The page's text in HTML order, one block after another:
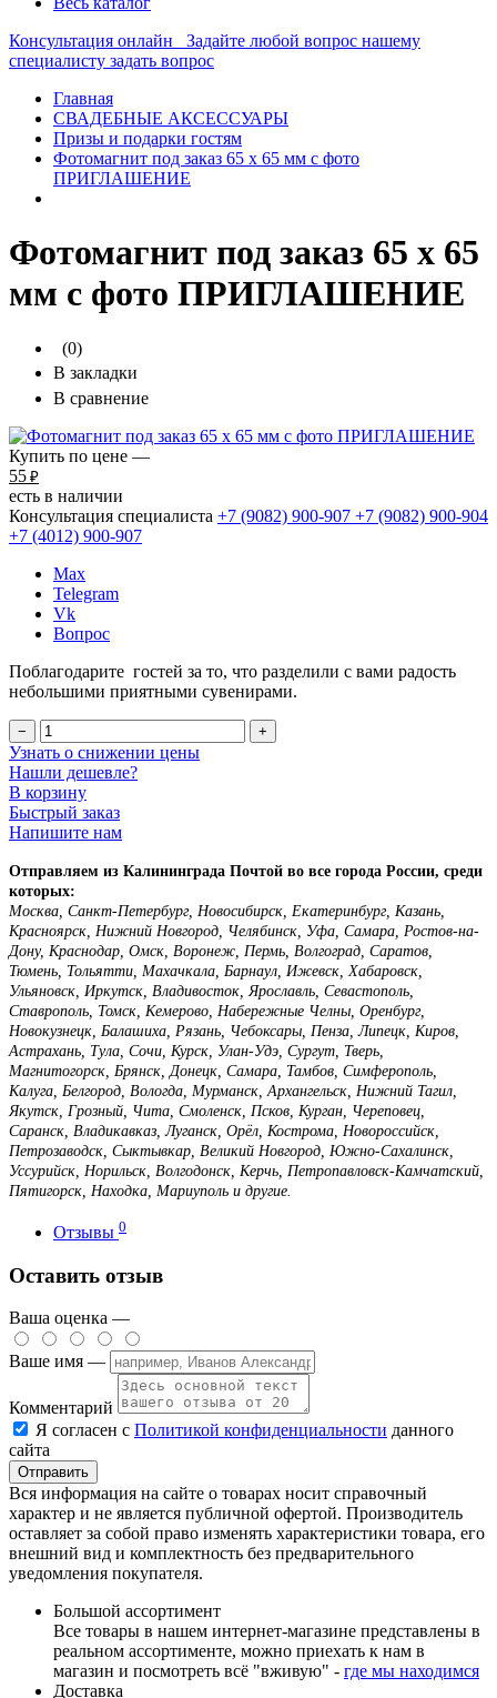
Консультация онлайн
Задайте любой вопрос нашему
специалисту задать вопрос
Главная
СВАДЕБНЫЕ АКСЕССУАРЫ
Призы и подарки гостям
Фотомагнит под заказ 65 х 65 мм с фото
ПРИГЛАШЕНИЕ
Фотомагнит под заказ 65 х 65
мм с фото ПРИГЛАШЕНИЕ
(0)
В закладки
В сравнение
Купить по цене —
55 ₽
есть в наличии
Консультация специалиста +7 (9082) 900-907 +7 (9082) 900-904
+7 (4012) 900-907
Max
Telegram
Vk
Вопрос
Поблагодарите гостей за то, что разделили с вами радость
небольшими приятными сувенирами.
− +
Узнать о снижении цены
Нашли дешевле?
В корзину
Быстрый заказ
Напишите нам
Отправляем из Калининграда Почтой во все города России, среди
которых:
Москва, Санкт-Петербург, Новосибирск, Екатеринбург, Казань,
Красноярск, Нижний Новгород, Челябинск, Уфа, Самара, Ростов-на-
Дону, Краснодар, Омск, Воронеж, Пермь, Волгоград, Саратов,
Тюмень, Тольятти, Махачкала, Барнаул, Ижевск, Хабаровск,
Ульяновск, Иркутск, Владивосток, Ярославль, Севастополь,
Ставрополь, Томск, Кемерово, Набережные Челны, Оренбург,
Новокузнецк, Балашиха, Рязань, Чебоксары, Пенза, Липецк, Киров,
Астрахань, Тула, Сочи, Курск, Улан-Удэ, Сургут, Тверь,
Магнитогорск, Брянск, Донецк, Самара, Тамбов, Симферополь,
Калуга, Белгород, Вологда, Мурманск, Архангельск, Нижний Тагил,
Якутск, Грозный, Чита, Смоленск, Псков, Курган, Череповец,
Саранск, Владикавказ, Луганск, Орёл, Кострома, Новороссийск,
Петрозаводск, Сыктывкар, Великий Новгород, Южно-Сахалинск,
Уссурийск, Норильск, Волгодонск, Керчь, Петропавловск-Камчатский,
Пятигорск, Находка, Мариуполь и другие.
Отзывы 0
Оставить отзыв
Ваша оценка —
Ваше имя —
Комментарий
Я согласен с Политикой конфиденциальности данного
сайта
Вся информация на сайте о товарах носит справочный
характер и не является публичной офертой. Производитель
оставляет за собой право изменять характеристики товара, его
внешний вид и комплектность без предварительного
уведомления покупателя.
Большой ассортимент
Все товары в нашем интернет-магазине представлены в
реальном ассортименте, можно приехать к нам в
магазин и посмотреть всё "вживую" - где мы находимся
Доставка